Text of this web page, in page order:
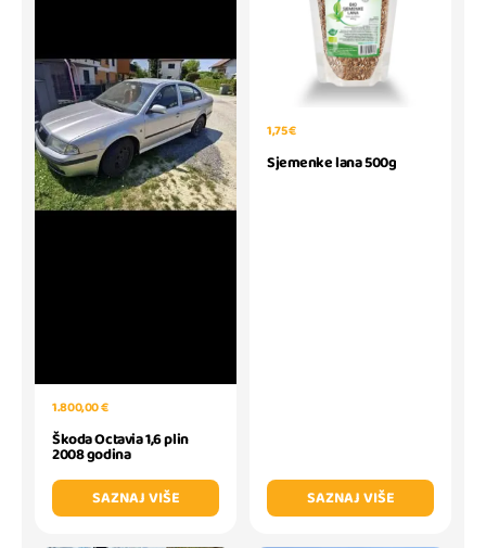
1.800,00 €
Škoda Octavia 1,6 plin
2008 godina
SAZNAJ VIŠE
1,75 €
Sjemenke lana 500g
SAZNAJ VIŠE